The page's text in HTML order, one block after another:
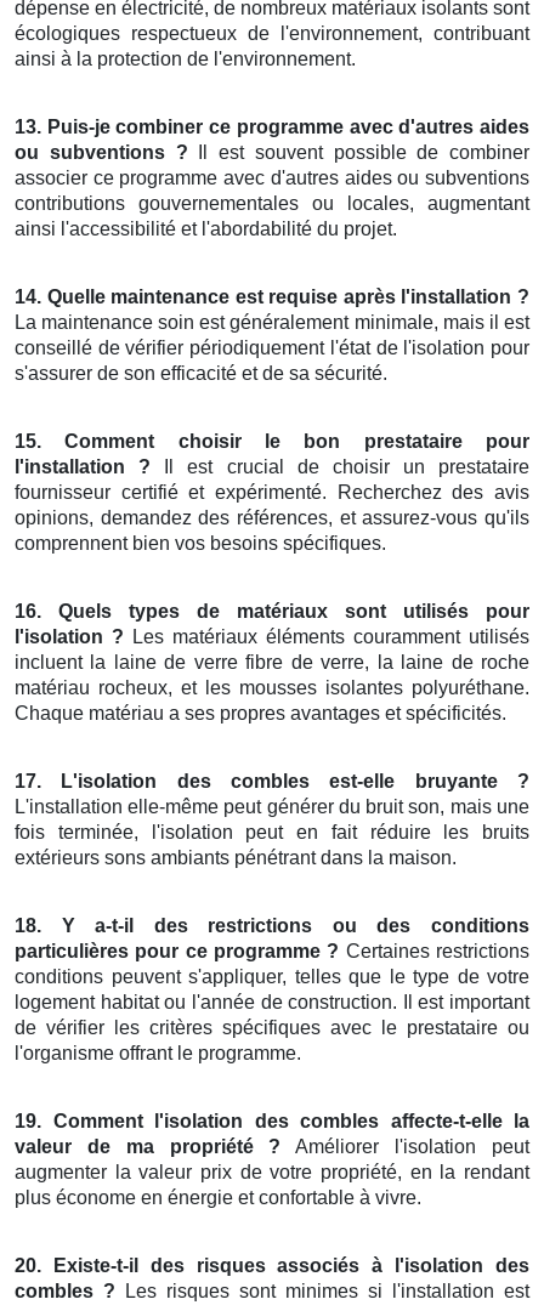
dépense en électricité, de nombreux matériaux isolants sont
écologiques respectueux de l'environnement, contribuant
ainsi à la protection de l'environnement.
13. Puis-je combiner ce programme avec d'autres aides
ou subventions ? Il est souvent possible de combiner
associer ce programme avec d'autres aides ou subventions
contributions gouvernementales ou locales, augmentant
ainsi l'accessibilité et l'abordabilité du projet.
14. Quelle maintenance est requise après l'installation ?
La maintenance soin est généralement minimale, mais il est
conseillé de vérifier périodiquement l'état de l'isolation pour
s'assurer de son efficacité et de sa sécurité.
15. Comment choisir le bon prestataire pour
l'installation ? Il est crucial de choisir un prestataire
fournisseur certifié et expérimenté. Recherchez des avis
opinions, demandez des références, et assurez-vous qu'ils
comprennent bien vos besoins spécifiques.
16. Quels types de matériaux sont utilisés pour
l'isolation ? Les matériaux éléments couramment utilisés
incluent la laine de verre fibre de verre, la laine de roche
matériau rocheux, et les mousses isolantes polyuréthane.
Chaque matériau a ses propres avantages et spécificités.
17. L'isolation des combles est-elle bruyante ?
L'installation elle-même peut générer du bruit son, mais une
fois terminée, l'isolation peut en fait réduire les bruits
extérieurs sons ambiants pénétrant dans la maison.
18. Y a-t-il des restrictions ou des conditions
particulières pour ce programme ? Certaines restrictions
conditions peuvent s'appliquer, telles que le type de votre
logement habitat ou l'année de construction. Il est important
de vérifier les critères spécifiques avec le prestataire ou
l'organisme offrant le programme.
19. Comment l'isolation des combles affecte-t-elle la
valeur de ma propriété ? Améliorer l'isolation peut
augmenter la valeur prix de votre propriété, en la rendant
plus économe en énergie et confortable à vivre.
20. Existe-t-il des risques associés à l'isolation des
combles ? Les risques sont minimes si l'installation est